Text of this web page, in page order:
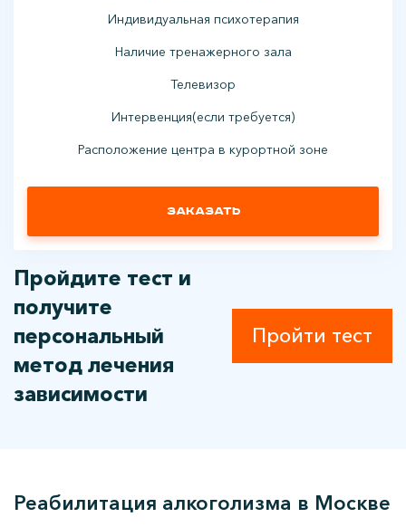
Индивидуальная психотерапия
Наличие тренажерного зала
Телевизор
Интервенция(если требуется)
Расположение центра в курортной зоне
Заказать
Пройдите тест и
получите
персональный
метод лечения
зависимости
Пройти тест
Реабилитация алкоголизма в Москве